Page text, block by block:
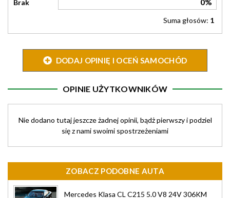
Brak
Suma głosów: 1
DODAJ OPINIĘ I OCEŃ SAMOCHÓD
OPINIE UŻYTKOWNIKÓW
Nie dodano tutaj jeszcze żadnej opinii, bądż pierwszy i podziel
się z nami swoimi spostrzeżeniami
ZOBACZ PODOBNE AUTA
Mercedes Klasa CL C215 5.0 V8 24V 306KM